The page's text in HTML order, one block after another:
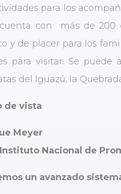
para los
con más de 200
y de placer para los
para visitar. Se
del Iguazú; la
de vista
Meyer
Nacional de
un avanzado